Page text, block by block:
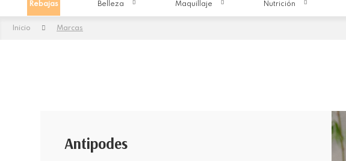
Rebajas Belleza Maquillaje Nutrición
Inicio Marcas
Antipodes